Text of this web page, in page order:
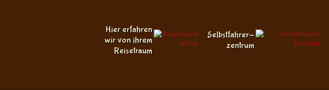
Hier erfahren
wir von ihrem
Reisetraum
Selbstfahrer-
zentrum